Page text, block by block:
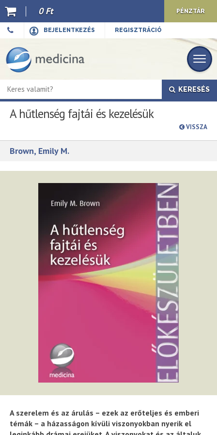
BEJELENTKEZÉS REGISZTRÁCIÓ
0 Ft PÉNZTÁR
KERESÉS
A hűtlenség fajtái és kezelésük
Brown, Emily M.
VISSZA
A szerelem és az árulás – ezek az erőteljes és emberi
témák – a házasságon kívüli viszonyokban nyerik el
Ajánló
Kiadványaink
E-book
Újdonságok
Akciók
Hírek